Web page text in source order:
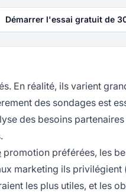
Démarrer l'essai gratuit de
En réalité, ils varient
des sondages est
des besoins
promotion préférées, les
marketing ils privilégient
les plus utiles, et les